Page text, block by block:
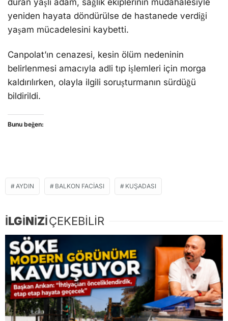
duran yaşlı adam, sağlık ekiplerinin müdahalesiyle
yeniden hayata döndürülse de hastanede verdiği
yaşam mücadelesini kaybetti.
Canpolat’ın cenazesi, kesin ölüm nedeninin
belirlenmesi amacıyla adli tıp işlemleri için morga
kaldırılırken, olayla ilgili soruşturmanın sürdüğü
bildirildi.
Bunu beğen:
AYDIN BALKON FACIASI KUŞADASI
İLGİNİZİÇEKEBİLİR